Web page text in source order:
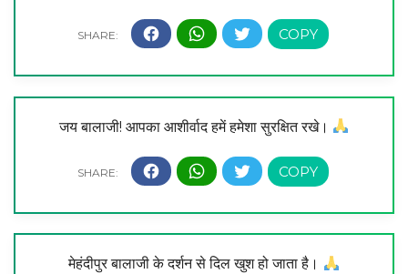
जय बालाजी! आपका आशीर्वाद हमें हमेशा सुरक्षित रखे।
मेहंदीपुर बालाजी के दर्शन से दिल खुश हो जाता है।